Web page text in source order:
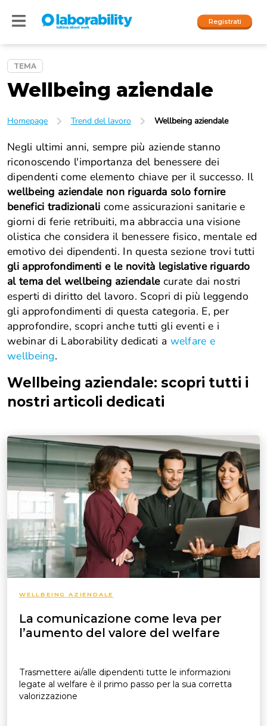
Registrati
Accedi
Company
TEMA
Wellbeing aziendale
Homepage Trend del lavoro Wellbeing aziendale
Negli ultimi anni, sempre più aziende stanno
riconoscendo l'importanza del benessere dei
dipendenti come elemento chiave per il successo. Il
wellbeing aziendale non riguarda solo fornire
benefici tradizionali come assicurazioni sanitarie e
giorni di ferie retribuiti, ma abbraccia una visione
olistica che considera il benessere fisico, mentale ed
emotivo dei dipendenti. In questa sezione trovi tutti
gli approfondimenti e le novità legislative riguardo
al tema del wellbeing aziendalecurate dai nostri
esperti di diritto del lavoro. Scopri di più leggendo
gli approfondimenti di questa categoria. E, per
approfondire, scopri anche tutti gli eventi e i
webinar di Laborability dedicati a welfare e
wellbeing.
Wellbeing aziendale: scopri tutti i
nostri articoli dedicati
WELLBEING AZIENDALE
La comunicazione come leva per
l’aumento del valore del welfare
Trasmettere ai/alle dipendenti tutte le informazioni
legate al welfare è il primo passo per la sua corretta
valorizzazione